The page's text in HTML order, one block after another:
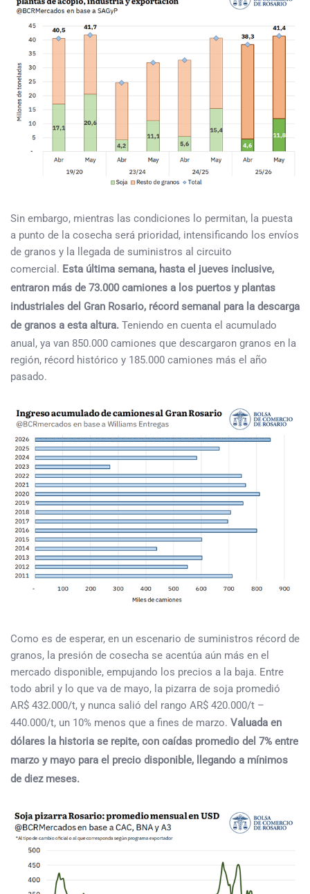
Sin embargo, mientras las condiciones lo permitan, la puesta
a punto de la cosecha será prioridad, intensificando los envíos
de granos y la llegada de suministros al circuito
comercial. Esta última semana, hasta el jueves inclusive,
entraron más de 73.000 camiones a los puertos y plantas
industriales del Gran Rosario, récord semanal para la descarga
de granos a esta altura. Teniendo en cuenta el acumulado
anual, ya van 850.000 camiones que descargaron granos en la
región, récord histórico y 185.000 camiones más el año
pasado.
Como es de esperar, en un escenario de suministros récord de
granos, la presión de cosecha se acentúa aún más en el
mercado disponible, empujando los precios a la baja. Entre
todo abril y lo que va de mayo, la pizarra de soja promedió
AR$ 432.000/t, y nunca salió del rango AR$ 420.000/t –
440.000/t, un 10% menos que a fines de marzo. Valuada en
dólares la historia se repite, con caídas promedio del 7% entre
marzo y mayo para el precio disponible, llegando a mínimos
de diez meses.